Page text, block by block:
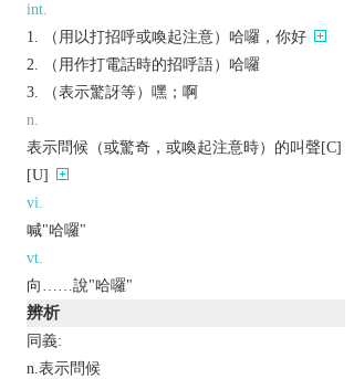
int.
（用以打招呼或喚起注意）哈囉，你好
（用作打電話時的招呼語）哈囉
（表示驚訝等）嘿；啊
n.
表示問候（或驚奇，或喚起注意時）的叫聲[C]
[U]
vi.
喊"哈囉"
vt.
向……說"哈囉"
辨析
同義:
n.表示問候